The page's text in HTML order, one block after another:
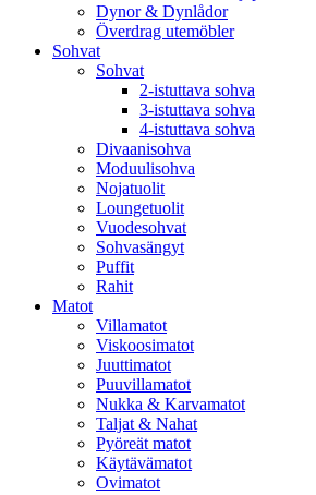
Dynor & Dynlådor
Överdrag utemöbler
Sohvat
Sohvat
2-istuttava sohva
3-istuttava sohva
4-istuttava sohva
Divaanisohva
Moduulisohva
Nojatuolit
Loungetuolit
Vuodesohvat
Sohvasängyt
Puffit
Rahit
Matot
Villamatot
Viskoosimatot
Juuttimatot
Puuvillamatot
Nukka & Karvamatot
Taljat & Nahat
Pyöreät matot
Käytävämatot
Ovimatot